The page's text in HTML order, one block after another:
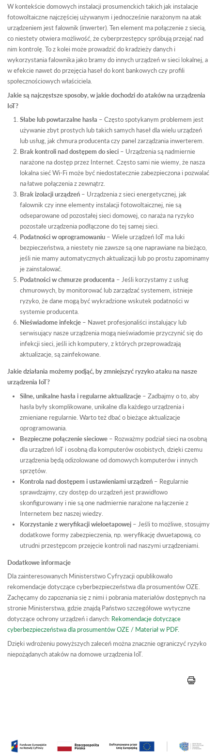
W kontekście domowych instalacji prosumenckich takich jak instalacje
fotowoltaiczne najczęściej używanym i jednocześnie narażonym na atak
urządzeniem jest falownik (inwerter). Ten element ma połączenie z siecią,
co niestety otwiera możliwość, że cyberprzestępcy spróbują przejąć nad
nim kontrolę. To z kolei może prowadzić do kradzieży danych i
wykorzystania falownika jako bramy do innych urządzeń w sieci lokalnej, a
w efekcie nawet do przejęcia haseł do kont bankowych czy profili
społecznościowych właściciela.
Jakie są najczęstsze sposoby, w jakie dochodzi do ataków na urządzenia
IoT?
Słabe lub powtarzalne hasła – Często spotykanym problemem jest
używanie zbyt prostych lub takich samych haseł dla wielu urządzeń
lub usług, jak chmura producenta czy panel zarządzania inwerterem.
Brak kontroli nad dostępem do sieci – Urządzenia są nadmiernie
narażone na dostęp przez Internet. Często sami nie wiemy, że nasza
lokalna sieć Wi-Fi może być niedostatecznie zabezpieczona i pozwalać
na łatwe połączenia z zewnątrz.
Brak izolacji urządzeń – Urządzenia z sieci energetycznej, jak
falownik czy inne elementy instalacji fotowoltaicznej, nie są
odseparowane od pozostałej sieci domowej, co naraża na ryzyko
pozostałe urządzenia podłączone do tej samej sieci.
Podatności w oprogramowaniu – Wiele urządzeń IoT ma luki
bezpieczeństwa, a niestety nie zawsze są one naprawiane na bieżąco,
jeśli nie mamy automatycznych aktualizacji lub po prostu zapominamy
je zainstalować.
Podatności w chmurze producenta – Jeśli korzystamy z usług
chmurowych, by monitorować lub zarządzać systemem, istnieje
ryzyko, że dane mogą być wykradzione wskutek podatności w
systemie producenta.
Nieświadome infekcje – Nawet profesjonaliści instalujący lub
serwisujący nasze urządzenia mogą nieświadomie przyczynić się do
infekcji sieci, jeśli ich komputery, z których przeprowadzają
aktualizacje, są zainfekowane.
Jakie działania możemy podjąć, by zmniejszyć ryzyko ataku na nasze
urządzenia IoT?
Silne, unikalne hasła i regularne aktualizacje – Zadbajmy o to, aby
hasła były skomplikowane, unikalne dla każdego urządzenia i
zmieniane regularnie. Warto też dbać o bieżące aktualizacje
oprogramowania.
Bezpieczne połączenie sieciowe – Rozważmy podział sieci na osobną
dla urządzeń IoT i osobną dla komputerów osobistych, dzięki czemu
urządzenia będą odizolowane od domowych komputerów i innych
sprzętów.
Kontrola nad dostępem i ustawieniami urządzeń – Regularnie
sprawdzajmy, czy dostęp do urządzeń jest prawidłowo
skonfigurowany i nie są one nadmiernie narażone na łączenie z
Internetem bez naszej wiedzy.
Korzystanie z weryfikacji wieloetapowej – Jeśli to możliwe, stosujmy
dodatkowe formy zabezpieczenia, np. weryfikację dwuetapową, co
utrudni przestępcom przejęcie kontroli nad naszymi urządzeniami.
Dodatkowe informacje
Dla zainteresowanych Ministerstwo Cyfryzacji opublikowało
rekomendacje dotyczące cyberbezpieczeństwa dla prosumentów OZE.
Zachęcamy do zapoznania się z nimi i pobrania materiałów dostępnych na
stronie Ministerstwa, gdzie znajdą Państwo szczegółowe wytyczne
dotyczące ochrony urządzeń i danych: Rekomendacje dotyczące
cyberbezpieczeństwa dla prosumentów OZE / Materiał w PDF.
Dzięki wdrożeniu powyższych zaleceń można znacznie ograniczyć ryzyko
niepożądanych ataków na domowe urządzenia IoT.